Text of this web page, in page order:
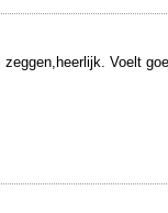
Voelt